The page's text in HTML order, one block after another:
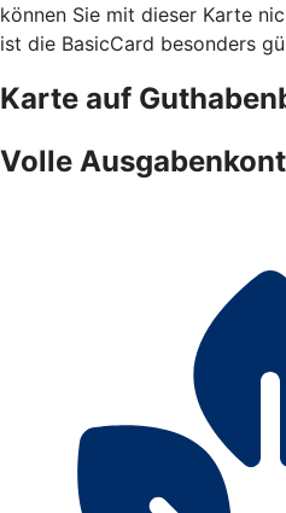
können Sie mit dieser Karte
ist die BasicCard besonders
Karte auf
Volle